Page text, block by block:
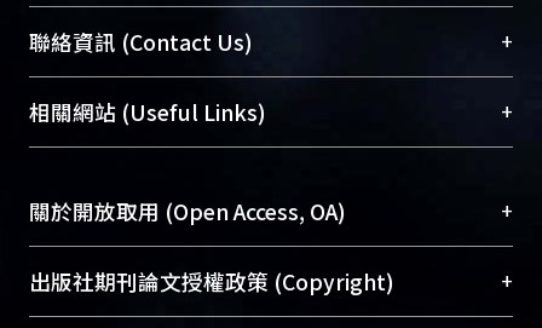
臺大位居世界頂尖大學之列，為永久珍藏及向國際
展現本校豐碩的研究成果及學術能量，圖書館整合
機構典藏（NTUR）與學術庫（AH）不同功能平
台，成為臺大學術典藏NTU scholars。期能整合研
成果。
To permanently archive and promote researcher
profiles and scholarly works, Library integrates the
services of “NTU Repository” with “Academic
聯絡資訊 (Contact Us) +
總館學科館員(Main Library)
醫學圖書館學科館員(Medical Library)
Sciences Library)
相關網站 (Useful Links) +
關於開放取用 (Open Access, OA) +
開放取用是從使用者角度提升資訊取用性的社會運
動，應用在學術研究上是透過將研究著作公開供使
出版社期刊論文授權政策 (Copyright) +